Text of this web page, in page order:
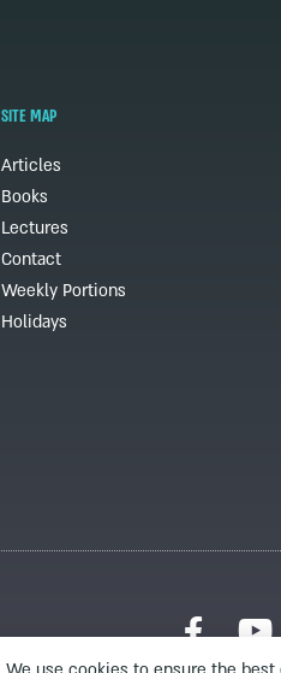
SITE MAP
Articles
Books
Lectures
Contact
Weekly Portions
Holidays